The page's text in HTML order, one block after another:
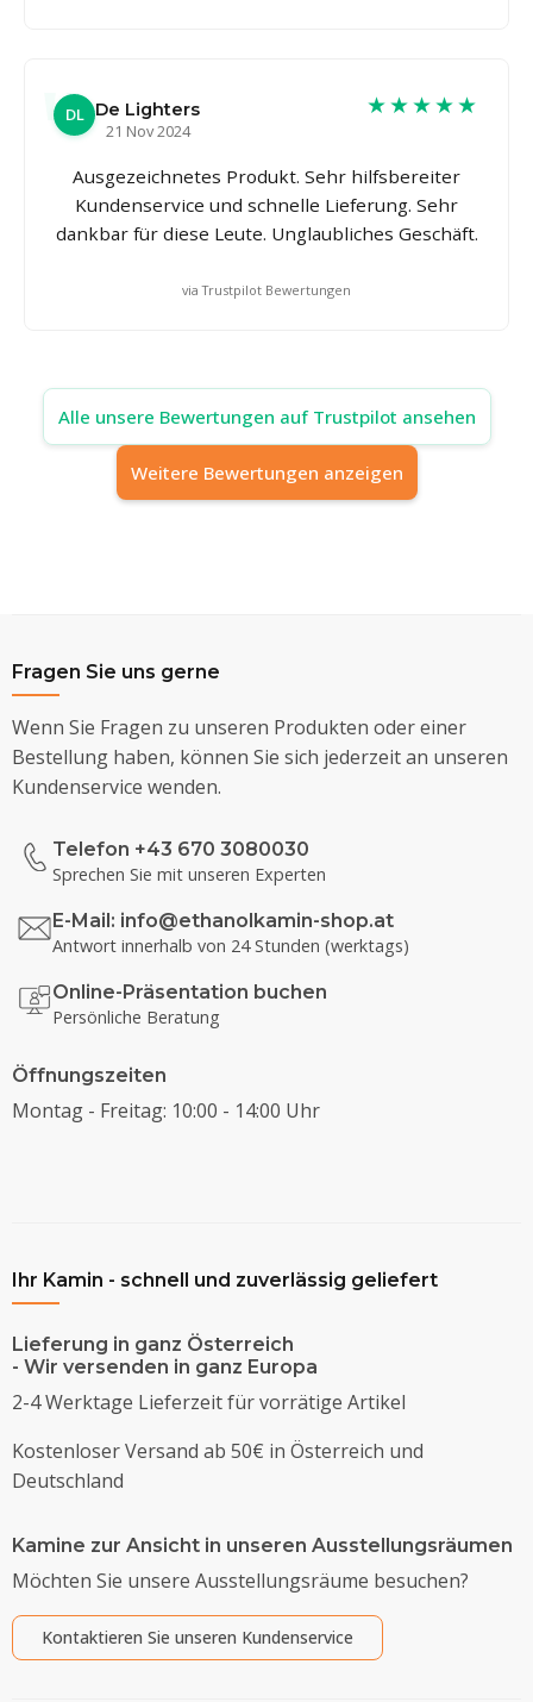
DL De Lighters
21 Nov 2024
★★★★★
Ausgezeichnetes Produkt. Sehr hilfsbereiter
Kundenservice und schnelle Lieferung. Sehr
dankbar für diese Leute. Unglaubliches Geschäft.
via Trustpilot Bewertungen
Alle unsere Bewertungen auf Trustpilot ansehen
Weitere Bewertungen anzeigen
Fragen Sie uns gerne
Wenn Sie Fragen zu unseren Produkten oder einer
Bestellung haben, können Sie sich jederzeit an unseren
Kundenservice wenden.
Telefon +43 670 3080030
Sprechen Sie mit unseren Experten
E-Mail: info@ethanolkamin-shop.at
Antwort innerhalb von 24 Stunden (werktags)
Online-Präsentation buchen
Persönliche Beratung
Öffnungszeiten
Montag - Freitag: 10:00 - 14:00 Uhr
Ihr Kamin - schnell und zuverlässig geliefert
Lieferung in ganz Österreich
- Wir versenden in ganz Europa
2-4 Werktage Lieferzeit für vorrätige Artikel
Kostenloser Versand ab 50€ in Österreich und
Deutschland
Kamine zur Ansicht in unseren Ausstellungsräumen
Möchten Sie unsere Ausstellungsräume besuchen?
Kontaktieren Sie unseren Kundenservice